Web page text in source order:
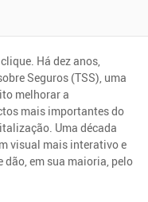
Há dez anos,
Seguros (TSS), uma
melhorar a
mais importantes do
Uma década
visual mais interativo e
dão, em sua maioria, pelo